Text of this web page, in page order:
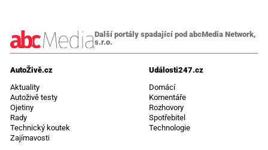
Další portály spadající pod abcMedia Network,
s.r.o.
AutoŽivě.cz
Aktuality
Autoživě testy
Ojetiny
Rady
Technický koutek
Zajímavosti
Události247.cz
Domácí
Komentáře
Rozhovory
Spotřebitel
Technologie